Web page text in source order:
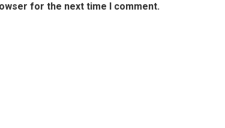
for the next time I comment.